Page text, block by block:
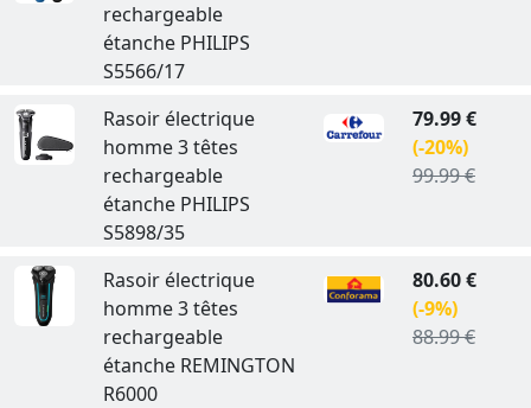
rechargeable
étanche PHILIPS
S5566/17
Rasoir électrique
homme 3 têtes
rechargeable
étanche PHILIPS
S5898/35
79.99 €
(-20%)
99.99 €
Rasoir électrique
homme 3 têtes
rechargeable
étanche REMINGTON
R6000
80.60 €
(-9%)
88.99 €